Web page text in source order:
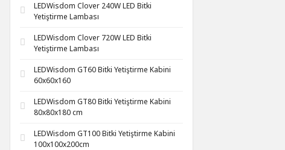
LEDWisdom Clover 240W LED Bitki
Yetiştirme Lambası
LEDWisdom Clover 720W LED Bitki
Yetiştirme Lambası
LEDWisdom GT60 Bitki Yetiştirme Kabini
60x60x160
LEDWisdom GT80 Bitki Yetiştirme Kabini
80x80x180 cm
LEDWisdom GT100 Bitki Yetiştirme Kabini
100x100x200cm